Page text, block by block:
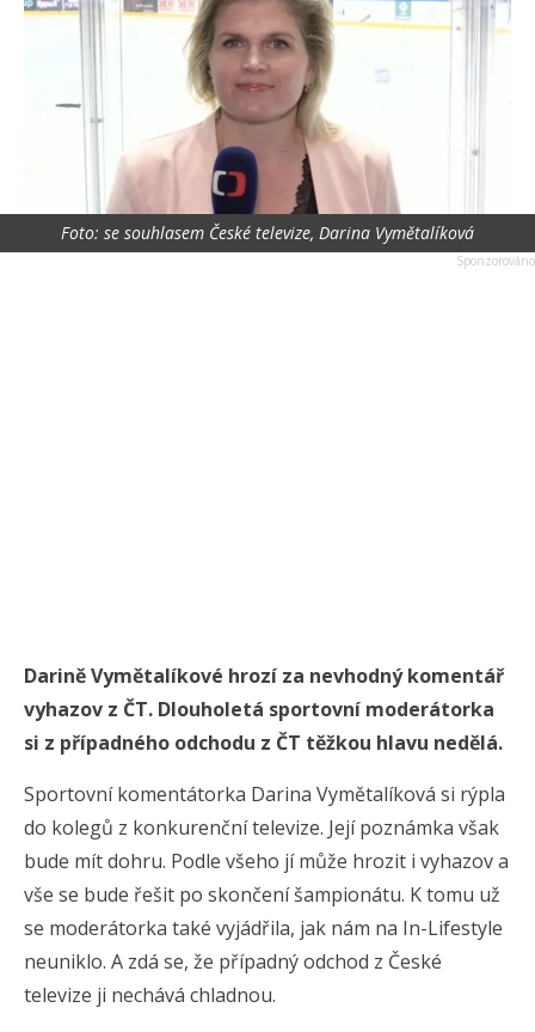
Foto: se souhlasem České televize, Darina Vymětalíková
Darině Vymětalíkové hrozí za nevhodný komentář
vyhazov z ČT. Dlouholetá sportovní moderátorka
si z případného odchodu z ČT těžkou hlavu nedělá.
Sportovní komentátorka Darina Vymětalíková si rýpla
do kolegů z konkurenční televize. Její poznámka však
bude mít dohru. Podle všeho jí může hrozit i vyhazov a
vše se bude řešit po skončení šampionátu. K tomu už
se moderátorka také vyjádřila, jak nám na In-Lifestyle
neuniklo. A zdá se, že případný odchod z České
televize ji nechává chladnou.